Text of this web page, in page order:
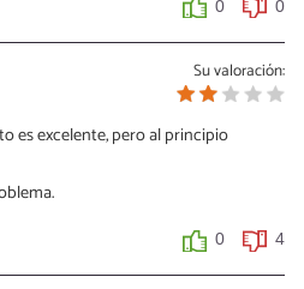
0 0
Su valoración:
es excelente, pero al principio
0 4